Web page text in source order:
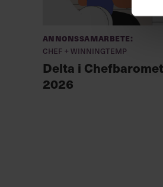
Annonssamarbete:
Chef + Winningtemp
Delta i
2026